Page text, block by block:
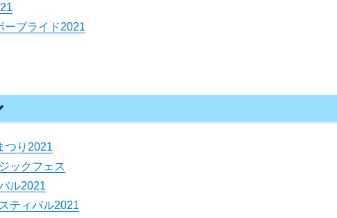
ープライド2021
つり2021
ックフェス
ル2021
ティバル2021